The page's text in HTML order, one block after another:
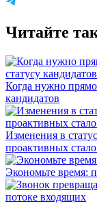
Читайте
Когда нужно
кандидатов
Изменения в
проактивных
Экономьте время: